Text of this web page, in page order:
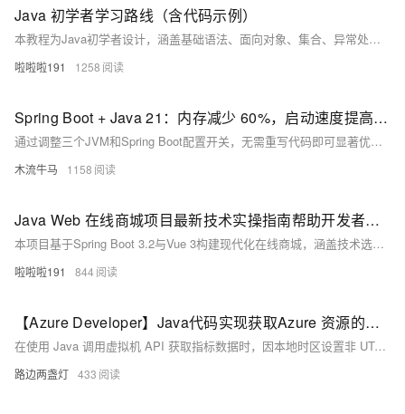
Java 初学者学习路线（含代码示例）
本教程为Java初学者设计，涵盖基础语法、面向对象、集合、异常处理、文件操作、多线程、JDBC、Servlet及MyBatis等内容，每阶段配核心代码示例，强调动手实践，助你循序渐进掌握Java编程。
啦啦啦191 1258
Spring Boot + Java 21：内存减少 60%，启动速度提高 30% — 零代码
通过调整三个JVM和Spring Boot配置开关，无需重写代码即可显著优化Java应用性能：内存减少60%，启动速度提升30%。适用于所有在JVM上运行API的生产团队，低成本实现高效能。
木流牛马 1158
Java Web 在线商城项目最新技术实操指南帮助开发者高效完成商城项目开发
本项目基于Spring Boot 3.2与Vue 3构建现代化在线商城，涵盖技术选型、核心功能实现、安全控制与容器化部署，助开发者掌握最新Java Web全栈开发实践。
啦啦啦191 844
【Azure Developer】Java代码实现获取Azure 资源的指标数据却报错 "invalid time interval input"
在使用 Java 调用虚拟机 API 获取指标数据时，因本地时区设置非 UTC，导致时间格式解析错误。解决方法是在代码中手动指定时区为 UTC，使用 `ZoneOffset.ofHours(0)` 并结合 `withOffsetSameInstant` 方法进行时区转换，从而避免因时区差异引发的时间格式问题。
路边两盏灯 433